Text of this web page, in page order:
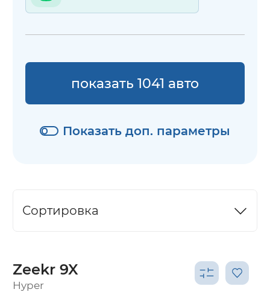
Показать доп. параметры
показать 1041 авто
Сортировка
Zeekr 9X
Hyper